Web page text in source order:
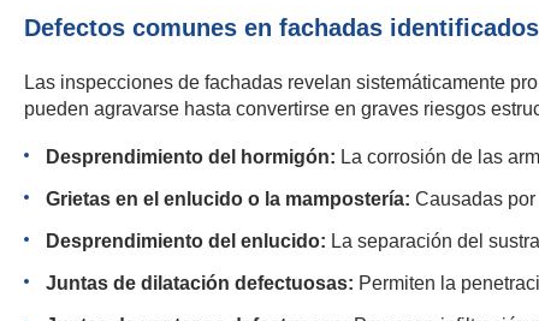
Defectos comunes en fachadas
Las inspecciones de fachadas revelan sistemáticamente
pueden agravarse hasta convertirse en graves riesgos
Desprendimiento del hormigón: La corrosión de las
Grietas en el enlucido o la mampostería: Causadas
Desprendimiento del enlucido: La separación del
Juntas de dilatación defectuosas: Permiten la